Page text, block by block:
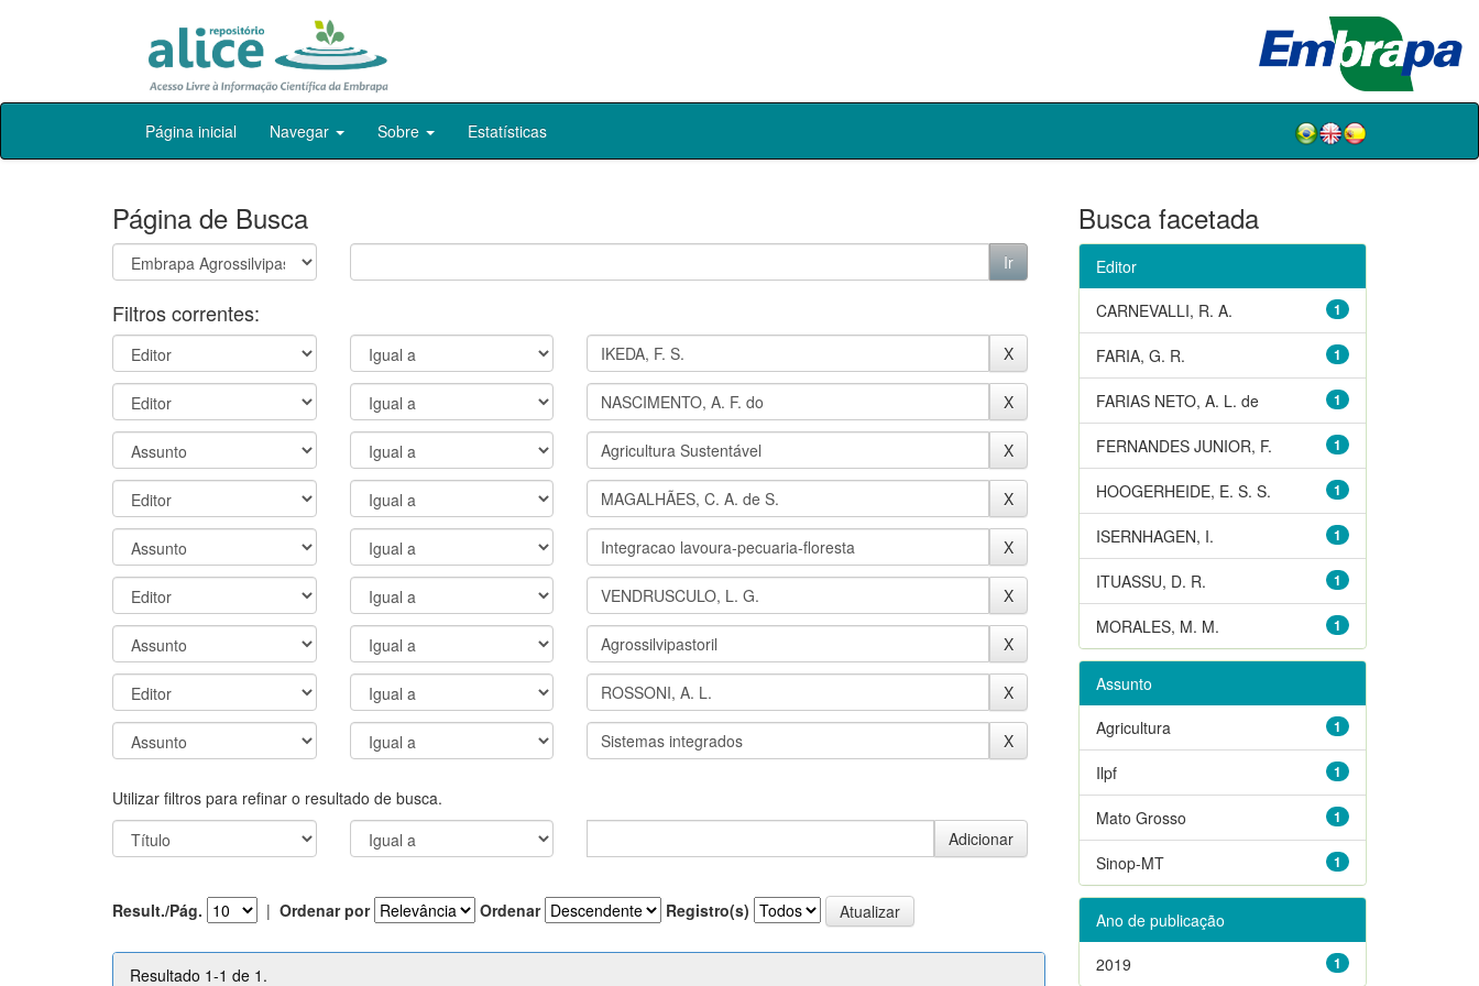
Skip
Página inicial Navegar Sobre Estatísticas
Página de Busca
Filtros correntes:
Utilizar filtros para refinar o resultado de busca.
Result./Pág. | Ordenar por Ordenar Registro(s)
Resultado 1-1 de 1.
Busca facetada
Editor
1
CARNEVALLI, R. A.
1
FARIA, G. R.
1
FARIAS NETO, A. L. de
1
FERNANDES JUNIOR, F.
1
HOOGERHEIDE, E. S. S.
1
ISERNHAGEN, I.
1
ITUASSU, D. R.
1
MORALES, M. M.
Assunto
1
Agricultura
1
Ilpf
1
Mato Grosso
1
Sinop-MT
Ano de publicação
1
2019